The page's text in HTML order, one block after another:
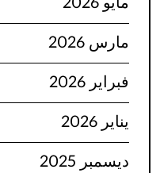
مايو 2026
مارس 2026
فبراير 2026
يناير 2026
ديسمبر 2025